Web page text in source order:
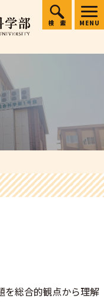
検索 MENU
を総合的観点から理解